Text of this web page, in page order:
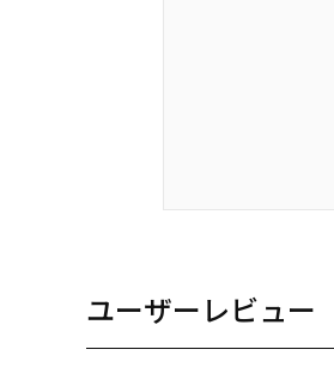
ユーザーレビュー